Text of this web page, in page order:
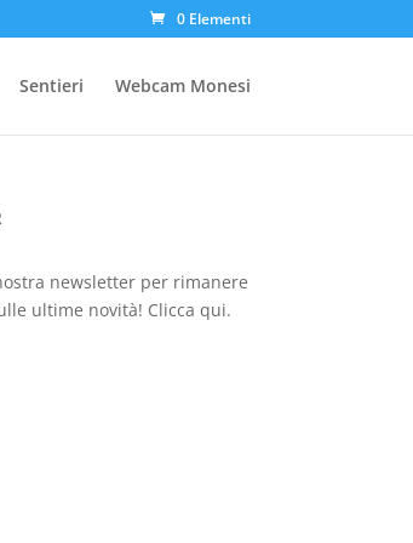
0 Elementi
Sentieri Webcam Monesi
newsletter per rimanere
ultime novità! Clicca qui.